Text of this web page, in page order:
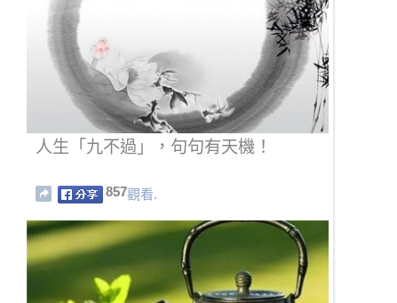
人生「九不過」，句句有天機！
857觀看.